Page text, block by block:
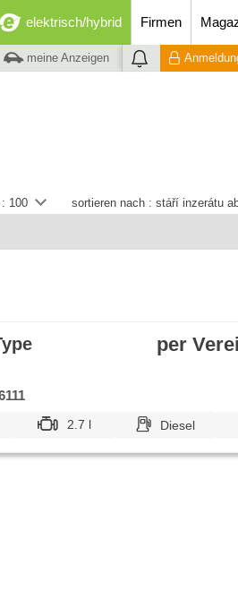
elektrisch/hybrid Firmen
meine Anzeigen
sortieren nach : stáří inzerátu
100
per
2.7 l Diesel